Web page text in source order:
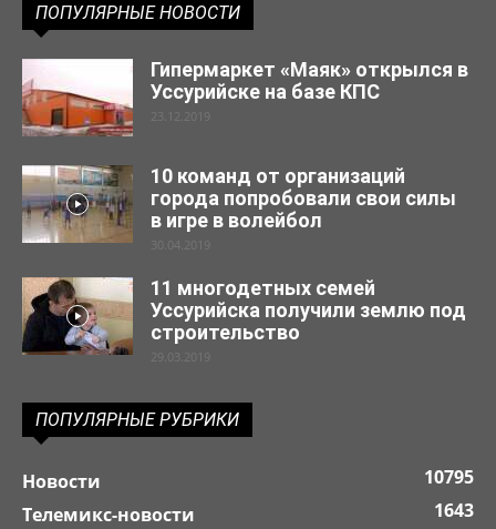
ПОПУЛЯРНЫЕ НОВОСТИ
Гипермаркет «Маяк» открылся в
Уссурийске на базе КПС
23.12.2019
10 команд от организаций
города попробовали свои силы
в игре в волейбол
30.04.2019
11 многодетных семей
Уссурийска получили землю под
строительство
29.03.2019
ПОПУЛЯРНЫЕ РУБРИКИ
Новости
10795
Телемикс-новости
1643